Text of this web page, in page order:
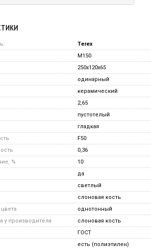
Terex
M150
250x120x65
одинарный
керамический
2,65
пустотелый
гладкая
F50
0,36
%
10
да
светлый
слоновая кость
однотонный
у производителя
слоновая кость
ГОСТ
есть (полиэтилен)